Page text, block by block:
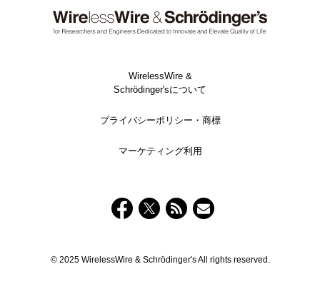
WirelessWire &
Schrödinger'sについて
プライバシーポリシー・商標
マーケティング利用
© 2025 WirelessWire & Schrödinger's All rights reserved.